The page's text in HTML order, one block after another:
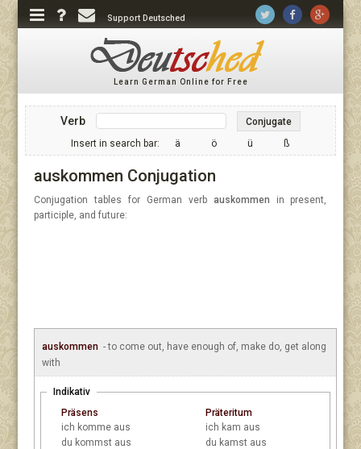
Support Deutsched
Learn German Online for Free
Verb
Conjugate
Insert in search bar:
ä ö ü ß
auskommen Conjugation
Conjugation tables for German verb auskommen in present,
participle, and future:
auskommen - to come out, have enough of, make do, get along
with
Indikativ
Präsens
ich komme aus
du kommst aus
Präteritum
ich kam aus
du kamst aus